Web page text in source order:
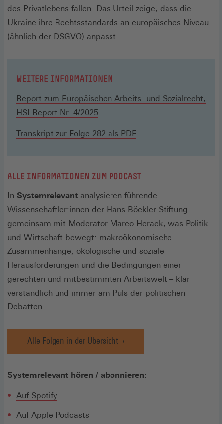
des Privatlebens fallen. Das Urteil zeige, dass die
Ukraine ihre Rechtsstandards an europäisches Niveau
(ähnlich der DSGVO) anpasst.
WEITERE INFORMATIONEN
Report zum Europäischen Arbeits- und Sozialrecht,
HSI Report Nr. 4/2025(Öffnet
einem
Transkript zur Folge 282 als PDF
ALLE INFORMATIONEN ZUM PODCAST
In Systemrelevant analysieren führende
Wissenschaftler:innen der Hans-Böckler-Stiftung
gemeinsam mit Moderator Marco Herack, was Politik
und Wirtschaft bewegt: makroökonomische
Zusammenhänge, ökologische und soziale
Herausforderungen und die Bedingungen einer
gerechten und mitbestimmten Arbeitswelt – klar
verständlich und immer am Puls der politischen
Debatten.
Alle Folgen in der Übersicht
Systemrelevant hören / abonnieren:
Auf Spotify(Öffnet
einem
Auf Apple Podcasts